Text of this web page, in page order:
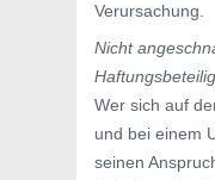
Verursachung.
Nicht
Wer sich auf
und bei einem
seinen